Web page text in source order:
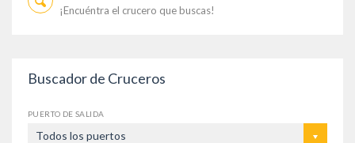
¡Encuéntra el crucero que buscas!
Buscador de Cruceros
PUERTO DE SALIDA
Todos los puertos